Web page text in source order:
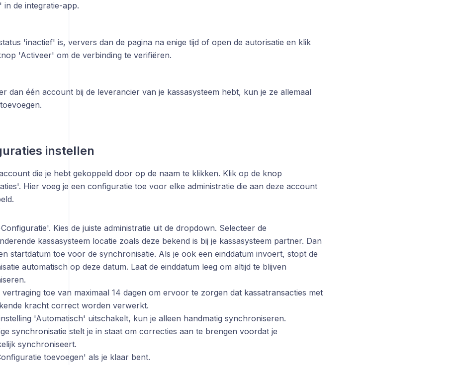
in de integratie-app.
'inactief' is, ververs dan de pagina na enige tijd of open de autorisatie en klik
'Activeer' om de verbinding te verifiëren.
dan één account bij de leverancier van je kassasysteem hebt, kun je ze allemaal
instellen
die je hebt gekoppeld door op de naam te klikken. Klik op de knop
Hier voeg je een configuratie toe voor elke administratie die aan deze account
Kies de juiste administratie uit de dropdown. Selecteer de
kassasysteem locatie zoals deze bekend is bij je kassasysteem partner. Dan
startdatum toe voor de synchronisatie. Als je ook een einddatum invoert, stopt de
automatisch op deze datum. Laat de einddatum leeg om altijd te blijven
vertraging toe van maximaal 14 dagen om ervoor te zorgen dat kassatransacties met
kracht correct worden verwerkt.
'Automatisch' uitschakelt, kun je alleen handmatig synchroniseren.
synchronisatie stelt je in staat om correcties aan te brengen voordat je
synchroniseert.
toevoegen' als je klaar bent.